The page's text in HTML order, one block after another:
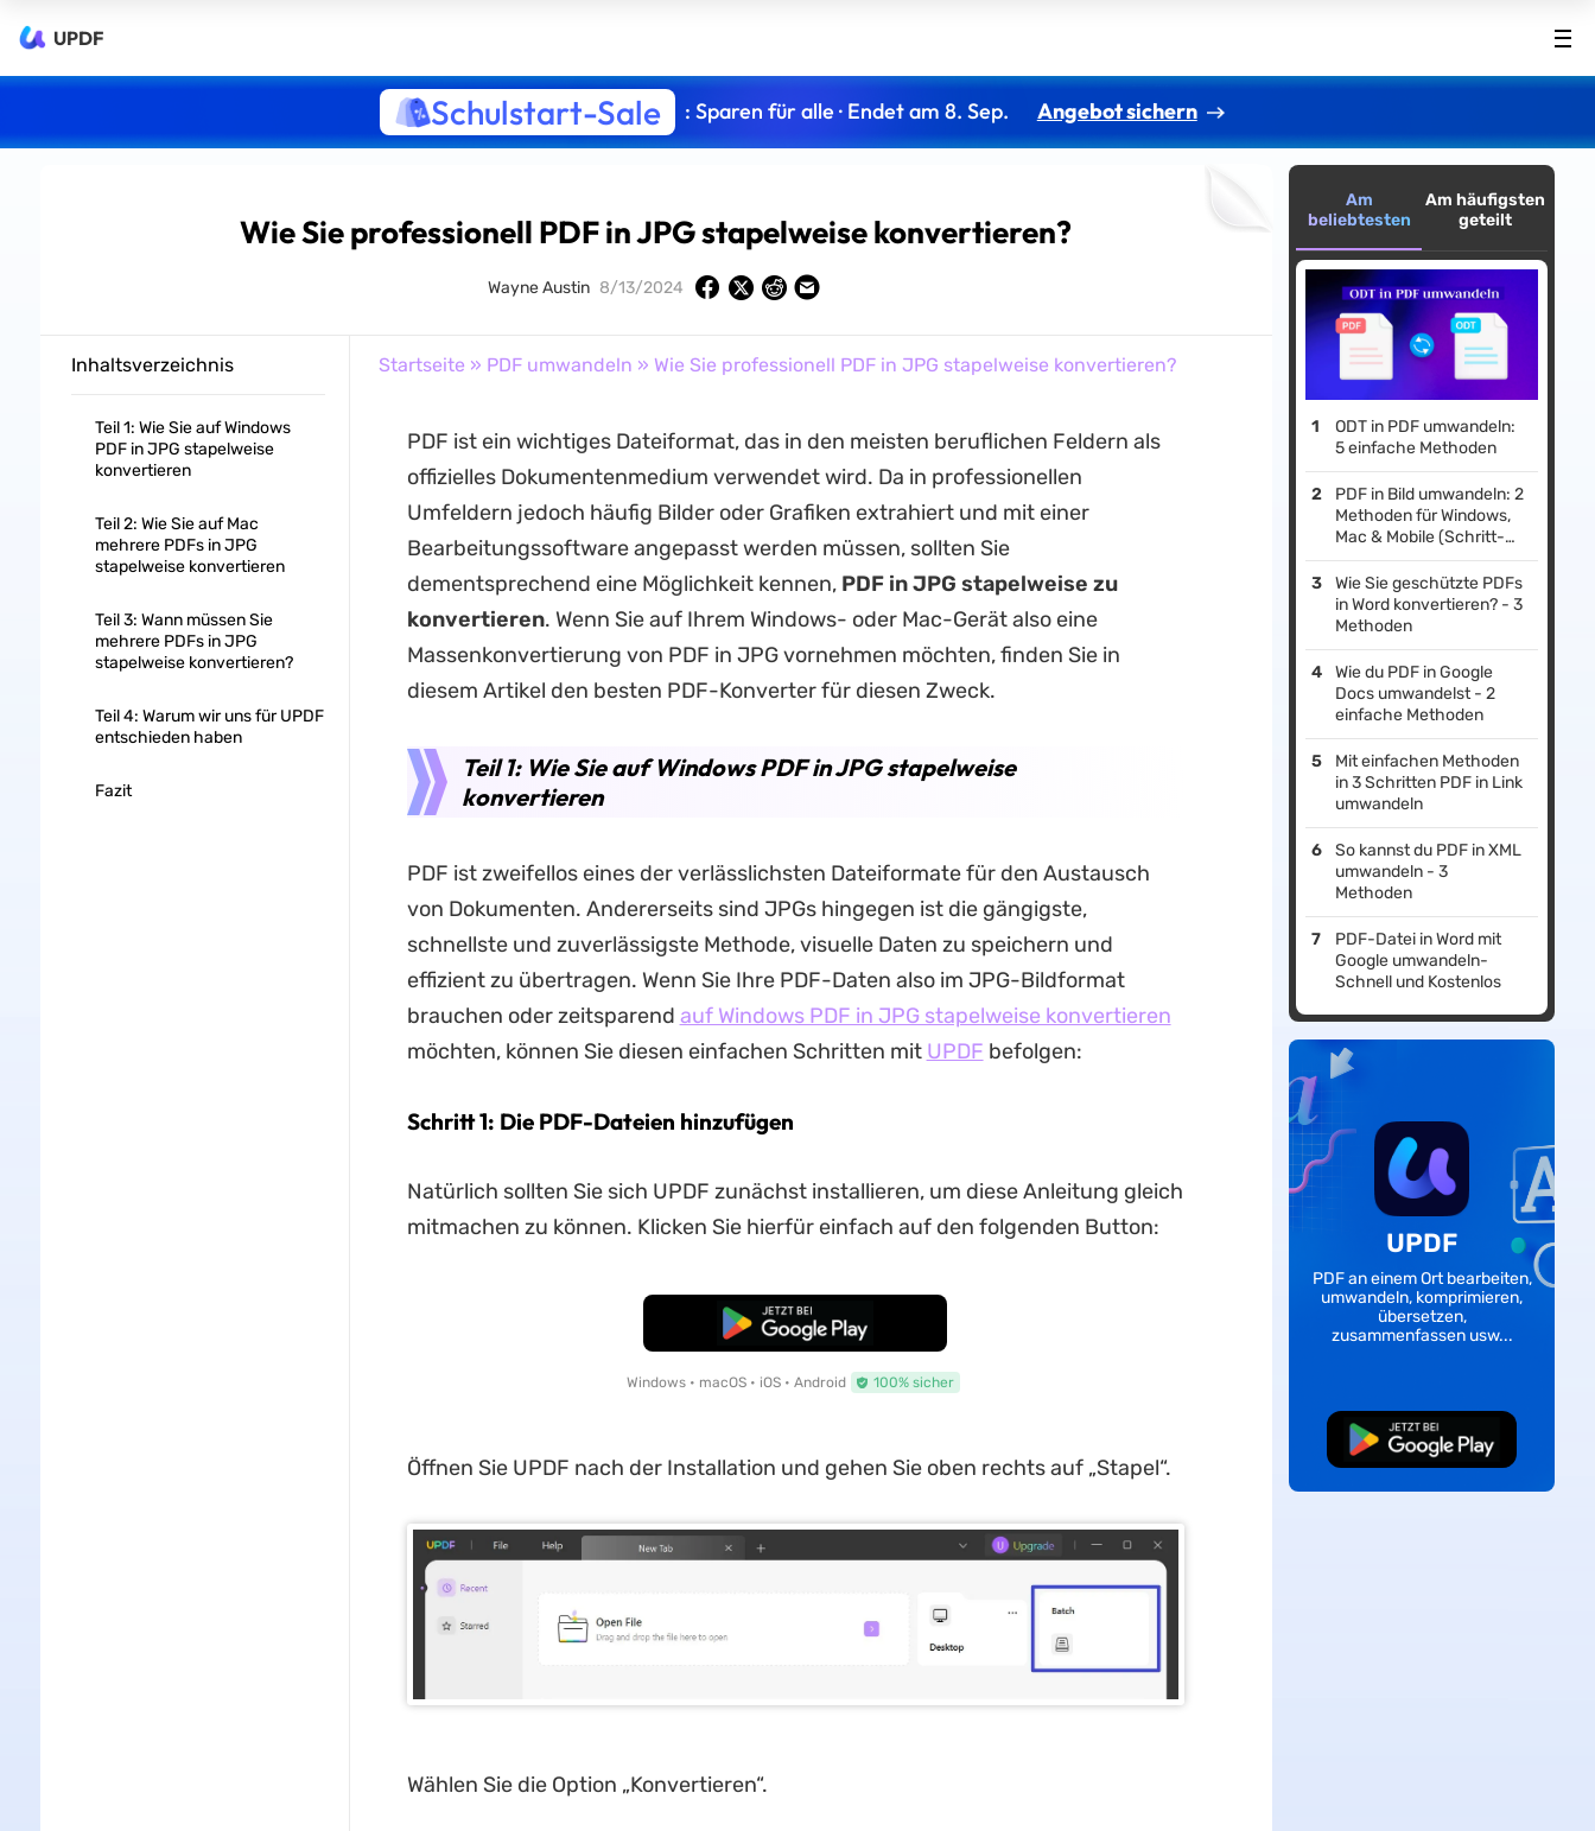
UPDF
Schulstart-Sale : Sparen für alle · Endet am 8. Sep. Angebot sichern
Wie Sie professionell PDF in JPG stapelweise konvertieren?
Wayne Austin 8/13/2024
Inhaltsverzeichnis
Teil 1: Wie Sie auf Windows
PDF in JPG stapelweise
konvertieren
Teil 2: Wie Sie auf Mac
mehrere PDFs in JPG
stapelweise konvertieren
Teil 3: Wann müssen Sie
mehrere PDFs in JPG
stapelweise konvertieren?
Teil 4: Warum wir uns für UPDF
entschieden haben
Fazit
Startseite » PDF umwandeln » Wie Sie professionell PDF in JPG stapelweise konvertieren?
PDF ist ein wichtiges Dateiformat, das in den meisten beruflichen Feldern als
offizielles Dokumentenmedium verwendet wird. Da in professionellen
Umfeldern jedoch häufig Bilder oder Grafiken extrahiert und mit einer
Bearbeitungssoftware angepasst werden müssen, sollten Sie
dementsprechend eine Möglichkeit kennen, PDF in JPG stapelweise zu
konvertieren. Wenn Sie auf Ihrem Windows- oder Mac-Gerät also eine
Massenkonvertierung von PDF in JPG vornehmen möchten, finden Sie in
diesem Artikel den besten PDF-Konverter für diesen Zweck.
Teil 1: Wie Sie auf Windows PDF in JPG stapelweise
konvertieren
PDF ist zweifellos eines der verlässlichsten Dateiformate für den Austausch
von Dokumenten. Andererseits sind JPGs hingegen ist die gängigste,
schnellste und zuverlässigste Methode, visuelle Daten zu speichern und
effizient zu übertragen. Wenn Sie Ihre PDF-Daten also im JPG-Bildformat
brauchen oder zeitsparend auf Windows PDF in JPG stapelweise konvertieren
möchten, können Sie diesen einfachen Schritten mit UPDF befolgen:
Schritt 1: Die PDF-Dateien hinzufügen
Natürlich sollten Sie sich UPDF zunächst installieren, um diese Anleitung gleich
mitmachen zu können. Klicken Sie hierfür einfach auf den folgenden Button:
Kostenloser Download
Windows • macOS • iOS • Android 100% sicher
Öffnen Sie UPDF nach der Installation und gehen Sie oben rechts auf „Stapel“.
Wählen Sie die Option „Konvertieren“.
Am
beliebtesten
Am häufigsten
geteilt
ODT in PDF umwandeln:
5 einfache Methoden
PDF in Bild umwandeln: 2
Methoden für Windows,
Mac & Mobile (Schritt-
für-Schritt)
Wie Sie geschützte PDFs
in Word konvertieren? - 3
Methoden
Wie du PDF in Google
Docs umwandelst - 2
einfache Methoden
Mit einfachen Methoden
in 3 Schritten PDF in Link
umwandeln
So kannst du PDF in XML
umwandeln - 3
Methoden
PDF-Datei in Word mit
Google umwandeln-
Schnell und Kostenlos
UPDF
PDF an einem Ort bearbeiten,
umwandeln, komprimieren,
übersetzen,
zusammenfassen usw...
Kostenloser
Download